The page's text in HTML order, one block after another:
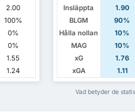
2.00
100%
0%
0%
1.55
1.24
Insläppta
1.90
BLGM
90%
Hålla nollan
10%
MAG
10%
xG
1.76
xGA
1.11
Vad betyder de